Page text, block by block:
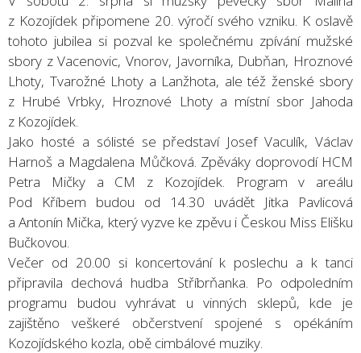
z Kozojídek připomene 20. výročí svého vzniku. K oslavě
tohoto jubilea si pozval ke společnému zpívání mužské
sbory z Vacenovic, Vnorov, Javorníka, Dubňan, Hroznové
Lhoty, Tvarožné Lhoty a Lanžhota, ale též ženské sbory
z Hrubé Vrbky, Hroznové Lhoty a místní sbor Jahoda
z Kozojídek.
Jako hosté a sólisté se představí Josef Vaculík, Václav
Harnoš a Magdalena Můčková. Zpěváky doprovodí HCM
Petra Mičky a CM z Kozojídek. Program v areálu
Pod Kříbem budou od 14.30 uvádět Jitka Pavlicová
a Antonín Mička, který vyzve ke zpěvu i Českou Miss Elišku
Bučkovou.
Večer od 20.00 si koncertování k poslechu a k tanci
připravila dechová hudba Stříbrňanka. Po odpoledním
programu budou vyhrávat u vinných sklepů, kde je
zajištěno veškeré občerstvení spojené s opékáním
Kozojídského kozla, obě cimbálové muziky.